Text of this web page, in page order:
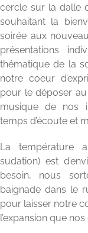
cercle sur la dalle
souhaitant la
soirée aux
présentations
thématique de la
notre coeur
pour le déposer
musique de nos
temps d’écoute et
La température
sudation) est
besoin, nous
baignade dans le
pour laisser notre
l’expansion que